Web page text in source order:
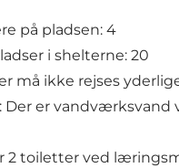
på pladsen: 4
i shelterne: 20
må ikke rejses
Der er
2 toiletter ved